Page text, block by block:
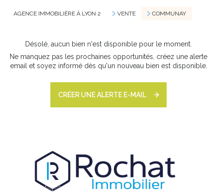
AGENCE IMMOBILIÈRE À LYON 2 VENTE COMMUNAY
Désolé, aucun bien n'est disponible pour le moment.
Ne manquez pas les prochaines opportunités, créez une alerte
email et soyez informé dès qu'un nouveau bien est disponible.
CRÉER UNE ALERTE E-MAIL